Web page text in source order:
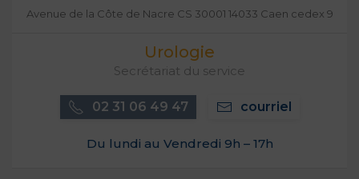
Avenue de la Côte de Nacre CS 30001 14033 Caen cedex 9
Urologie
Secrétariat du service
02 31 06 49 47 courriel
Du lundi au Vendredi 9h – 17h